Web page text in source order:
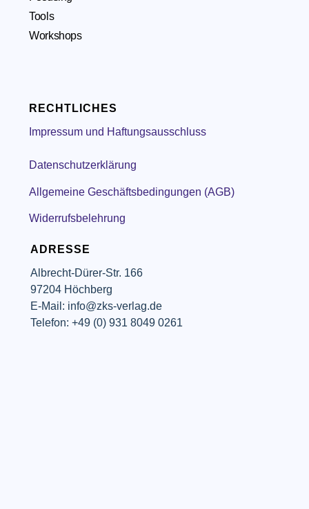
ADRESSE
Albrecht-Dürer-Str. 166
97204 Höchberg
E-Mail: info@zks-verlag.de
Telefon: +49 (0) 931 8049 0261
RECHTLICHES
Impressum und Haftungsausschluss
Datenschutzerklärung
Allgemeine Geschäftsbedingungen (AGB)
Widerrufsbelehrung
Tools
Workshops